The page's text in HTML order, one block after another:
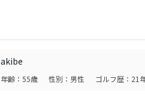
イアンです
今なら中古し
んで少し優し
akibe
年齢：55歳 性別：男性 ゴルフ歴：21